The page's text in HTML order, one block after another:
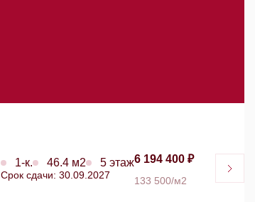
1-к. 46.4 м2 5 этаж
Срок сдачи: 30.09.2027
6 194 400 ₽
133 500/м2